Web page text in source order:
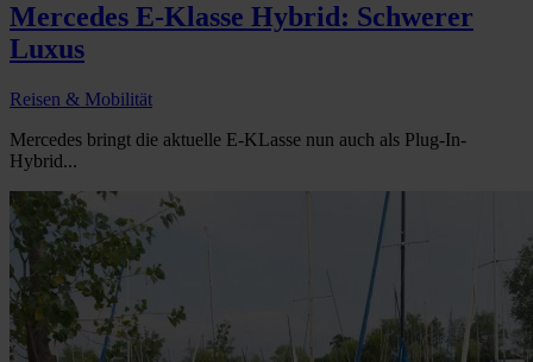
Mercedes E-Klasse Hybrid: Schwerer
Luxus
Reisen & Mobilität
Mercedes bringt die aktuelle E-KLasse nun auch als Plug-In-
Hybrid...